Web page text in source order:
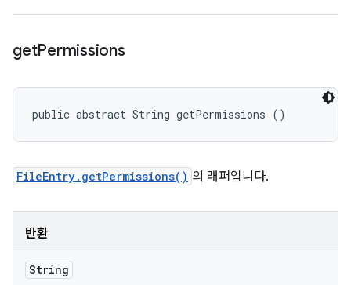
getPermissions
public abstract String getPermissions ()
FileEntry.getPermissions() 의 래퍼입니다.
반환
String